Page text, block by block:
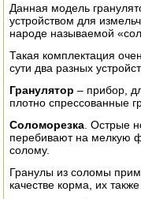
НАСТОЛЬНЫЕ
ЭЛЕКТРО И
ЭЛЕКТРО
СУШИЛКИ
Данная модель
устройством для
народе называемой
Такая комплектация
сути два разных
Гранулятор – прибор,
плотно спрессованные
Соломорезка . Острые
перебивают на мелкую
солому.
Гранулы из соломы
качестве корма, их